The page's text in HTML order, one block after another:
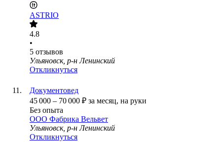
ASTRIO
4.8
•
5 отзывов
Ульяновск, р-н Ленинский
Откликнуться
Документовед
45 000 – 70 000 ₽ за месяц, на руки
Без опыта
ООО Фабрика Вельвет
Ульяновск, р-н Ленинский
Откликнуться